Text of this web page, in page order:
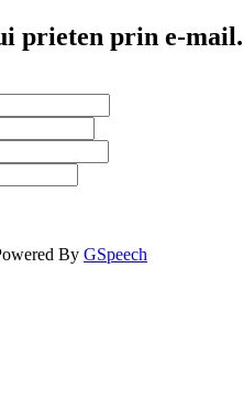
prieten prin e-mail.
By GSpeech